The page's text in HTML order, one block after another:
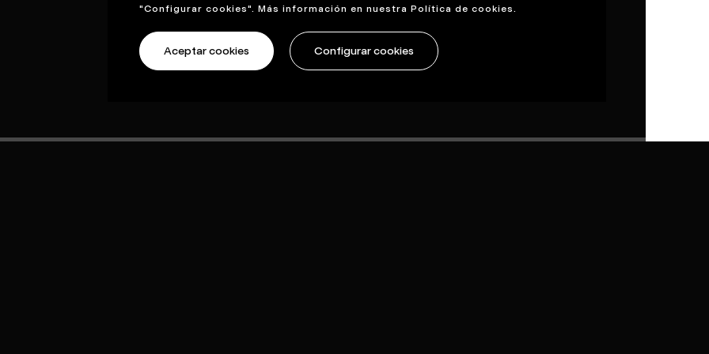
"Configurar cookies". Más información en nuestra Política de cookies.
Aceptar cookies Configurar cookies